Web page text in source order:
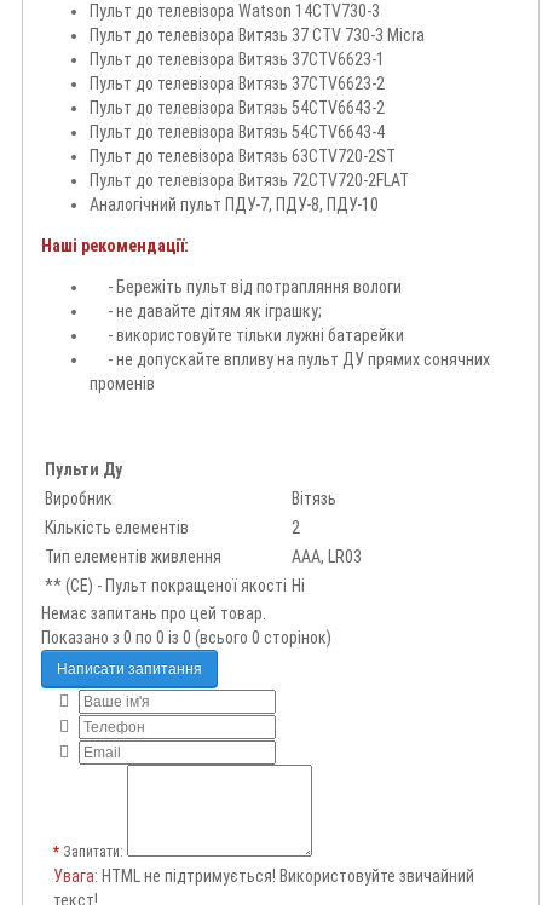
Пульт до телевізора Watson 14CTV730-3
Пульт до телевізора Витязь 37 CTV 730-3 Micra
Пульт до телевізора Витязь 37CTV6623-1
Пульт до телевізора Витязь 37CTV6623-2
Пульт до телевізора Витязь 54CTV6643-2
Пульт до телевізора Витязь 54CTV6643-4
Пульт до телевізора Витязь 63CTV720-2ST
Пульт до телевізора Витязь 72CTV720-2FLAT
Аналогічний пульт ПДУ-7, ПДУ-8, ПДУ-10
Наші рекомендації:
- Бережіть пульт від потрапляння вологи
- не давайте дітям як іграшку;
- використовуйте тільки лужні батарейки
- не допускайте впливу на пульт ДУ прямих сонячних
променів
Пульти Ду
Виробник
Вітязь
Кількість елементів
2
Тип елементів живлення
AAA, LR03
** (CE) - Пульт покращеної якості Ні
Немає запитань про цей товар.
Показано з 0 по 0 із 0 (всього 0 сторінок)
Написати запитання
Запитати:
Увага: HTML не підтримується! Використовуйте звичайний
текст!